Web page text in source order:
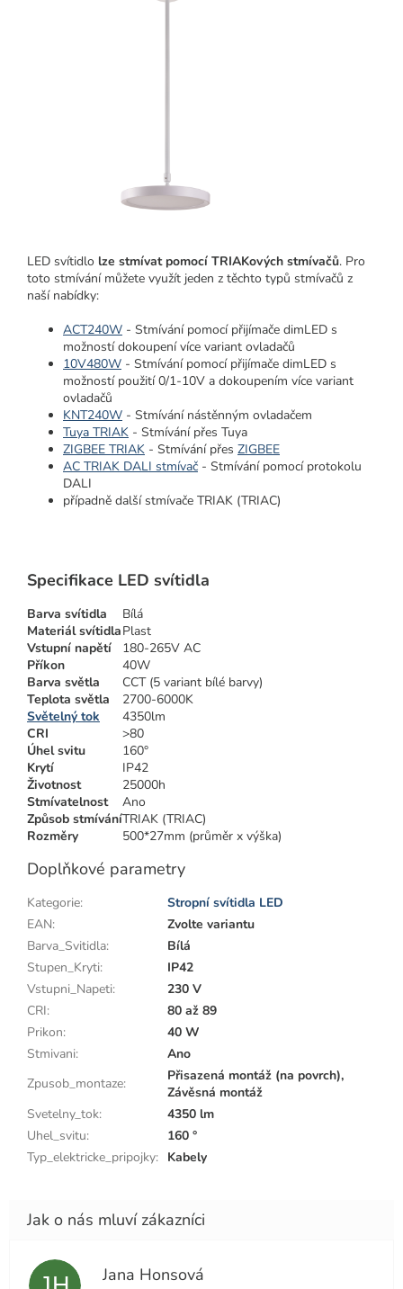
LED svítidlo lze stmívat pomocí TRIAKových stmívačů. Pro
toto stmívání můžete využít jeden z těchto typů stmívačů z
naší nabídky:
ACT240W - Stmívání pomocí přijímače dimLED s
možností dokoupení více variant ovladačů
10V480W - Stmívání pomocí přijímače dimLED s
možností použití 0/1-10V a dokoupením více variant
ovladačů
KNT240W - Stmívání nástěnným ovladačem
Tuya TRIAK - Stmívání přes Tuya
ZIGBEE TRIAK - Stmívání přes ZIGBEE
AC TRIAK DALI stmívač - Stmívání pomocí protokolu
DALI
případně další stmívače TRIAK (TRIAC)
Specifikace LED svítidla
Barva svítidla
Bílá
Materiál svítidlaPlast
Vstupní napětí
180-265V AC
Příkon
40W
Barva světla
CCT (5 variant bílé barvy)
Teplota světla
2700-6000K
Světelný tok
4350lm
CRI
>80
Úhel svitu
160°
Krytí
IP42
Životnost
25000h
Stmívatelnost
Ano
Způsob stmíváníTRIAK (TRIAC)
Rozměry
500*27mm (průměr x výška)
Doplňkové parametry
Kategorie:
Stropní svítidla LED
EAN:
Zvolte variantu
Barva_Svitidla:
Bílá
Stupen_Kryti:
IP42
Vstupni_Napeti:
230 V
CRI:
80 až 89
Prikon:
40 W
Stmivani:
Ano
Zpusob_montaze:
Přisazená montáž (na povrch),
Závěsná montáž
Svetelny_tok:
4350 lm
Uhel_svitu:
160 °
Typ_elektricke_pripojky: Kabely
Jana Honsová